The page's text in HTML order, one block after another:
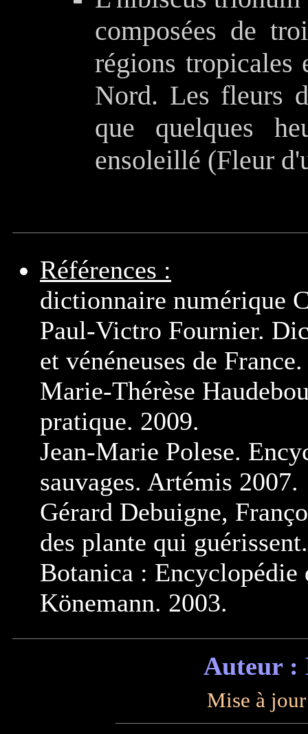
composées de
régions tropicales
Nord. Les fleurs
que quelques
ensoleillé (Fleur
Références :
dictionnaire numérique
Paul-Victro Fournier.
et vénéneuses de
Marie-Thérèse
pratique. 2009.
Jean-Marie Polese.
sauvages. Artémis 2007.
Gérard Debuigne,
des plante qui
Botanica :
Könemann. 2003.
Auteur :
Mise à